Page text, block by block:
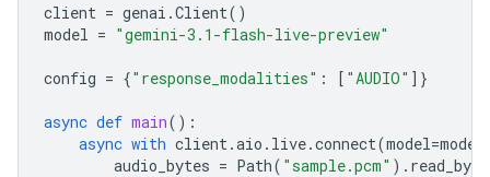
client = genai .Client()
model = "gemini-3.1-flash-live-preview"
config = {"response_modalities" : [ "AUDIO" ]}
async def main():
async with client.aio . live.connect(model=model
audio_bytes = Path( "sample.pcm" ) .